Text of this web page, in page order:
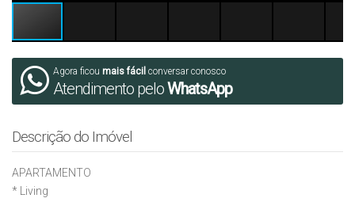
Agora ficou mais fácil conversar conosco
Atendimento peloWhatsApp
Descrição do Imóvel
APARTAMENTO
* Living